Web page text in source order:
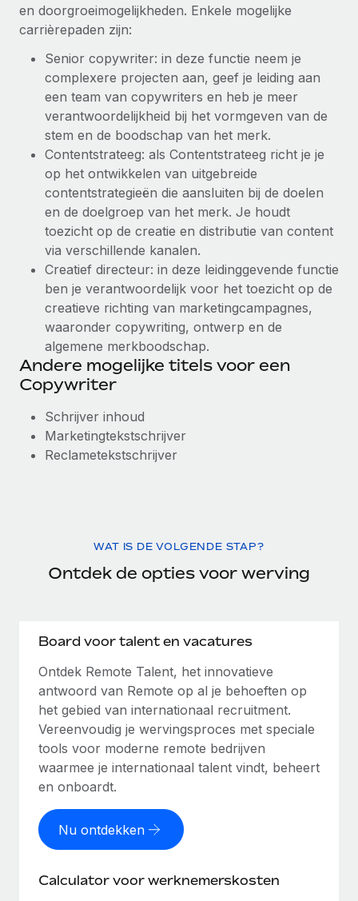
en doorgroeimogelijkheden. Enkele mogelijke
carrièrepaden zijn:
Senior copywriter: in deze functie neem je
complexere projecten aan, geef je leiding aan
een team van copywriters en heb je meer
verantwoordelijkheid bij het vormgeven van de
stem en de boodschap van het merk.
Contentstrateeg: als Contentstrateeg richt je je
op het ontwikkelen van uitgebreide
contentstrategieën die aansluiten bij de doelen
en de doelgroep van het merk. Je houdt
toezicht op de creatie en distributie van content
via verschillende kanalen.
Creatief directeur: in deze leidinggevende functie
ben je verantwoordelijk voor het toezicht op de
creatieve richting van marketingcampagnes,
waaronder copywriting, ontwerp en de
algemene merkboodschap.
Andere mogelijke titels voor een
Copywriter
Schrijver inhoud
Marketingtekstschrijver
Reclametekstschrijver
WAT IS DE VOLGENDE STAP?
Ontdek de opties voor werving
Board voor talent en vacatures
Ontdek Remote Talent, het innovatieve
antwoord van Remote op al je behoeften op
het gebied van internationaal recruitment.
Vereenvoudig je wervingsproces met speciale
tools voor moderne remote bedrijven
waarmee je internationaal talent vindt, beheert
en onboardt.
Nu ontdekken
Calculator voor werknemerskosten